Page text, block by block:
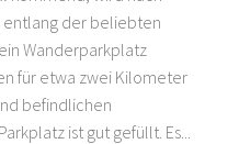
der beliebten
Wanderparkplatz
für etwa zwei Kilometer
befindlichen
ist gut gefüllt. Es...